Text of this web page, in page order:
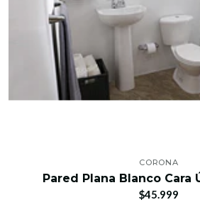
CORONA
Pared Plana Blanco Cara
$45.999